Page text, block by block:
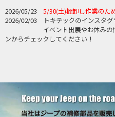
2026/05/23 5/30(土)棚卸し作業のた
2026/02/03 トキテックのインスタ
イベント出展やお休みの情報
ンからチェックしてください！